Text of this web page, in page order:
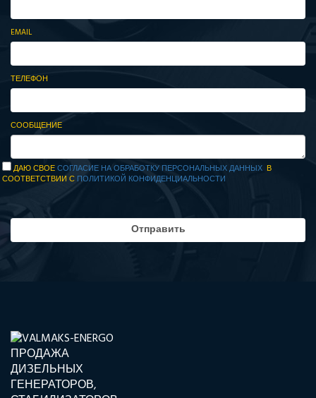
EMAIL
ТЕЛЕФОН
СООБЩЕНИЕ
ДАЮ СВОЕСОГЛАСИЕ НА ОБРАБОТКУ ПЕРСОНАЛЬНЫХ ДАННЫХ В
СООТВЕТСТВИИ С ПОЛИТИКОЙ КОНФИДЕНЦИАЛЬНОСТИ